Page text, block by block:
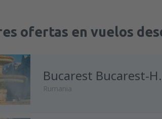
ofertas en vuelos
Rumania